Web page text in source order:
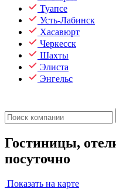
Туапсе
Усть-Лабинск
Хасавюрт
Черкесск
Шахты
Элиста
Энгельс
Гостиницы,
посуточно
Показать на карте